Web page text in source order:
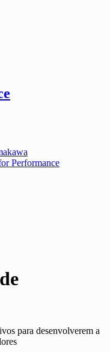
Performance
para desenvolverem a